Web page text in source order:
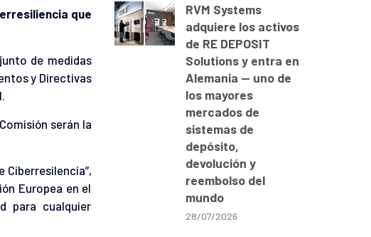
que
de medidas
y Directivas
serán la
Ciberresilencia”,
Europea en el
para cualquier
RVM Systems
adquiere los activos
de RE DEPOSIT
Solutions y entra en
Alemania — uno de
los mayores
mercados de
sistemas de
depósito,
devolución y
reembolso del
mundo
28/07/2026